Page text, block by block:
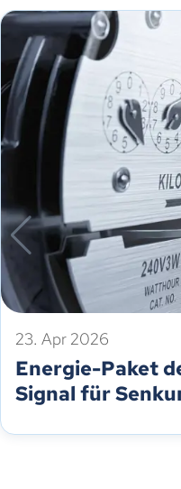
23. Apr 2026
Energie-Paket
Signal für